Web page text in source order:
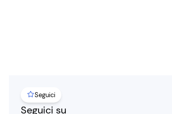
Seguici
Seguici su